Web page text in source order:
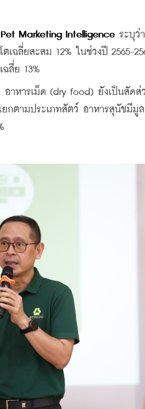
Pet Marketing Intelligence ระบุว่
เฉลี่ยสะสม 12% ในช่วงปี 2565-
ฉลี่ย 13%
หารเม็ด (dry food) ยังเป็นสัดส่
กตามประเภทสัตว์ อาหารสุนัขมีมู